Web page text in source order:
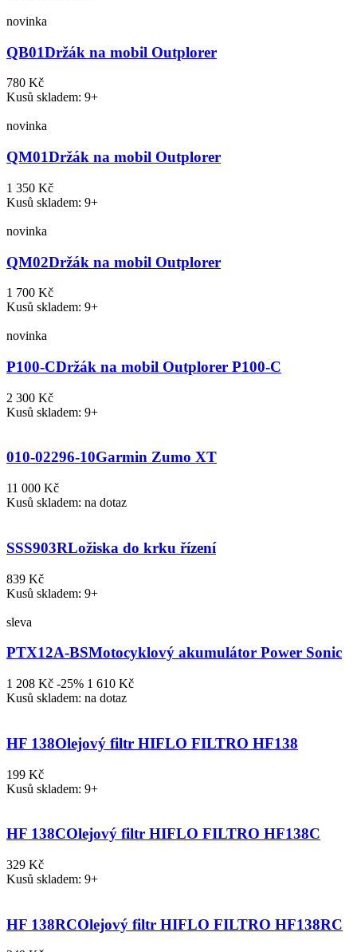
novinka
QB01Držák na mobil Outplorer
780 Kč
Kusů skladem: 9+
novinka
QM01Držák na mobil Outplorer
1 350 Kč
Kusů skladem: 9+
novinka
QM02Držák na mobil Outplorer
1 700 Kč
Kusů skladem: 9+
novinka
P100-CDržák na mobil Outplorer P100-C
2 300 Kč
Kusů skladem: 9+
010-02296-10Garmin Zumo XT
11 000 Kč
Kusů skladem: na dotaz
SSS903RLožiska do krku řízení
839 Kč
Kusů skladem: 9+
sleva
PTX12A-BSMotocyklový akumulátor Power Sonic
1 208 Kč -25% 1 610 Kč
Kusů skladem: na dotaz
HF 138Olejový filtr HIFLO FILTRO HF138
199 Kč
Kusů skladem: 9+
HF 138COlejový filtr HIFLO FILTRO HF138C
329 Kč
Kusů skladem: 9+
HF 138RCOlejový filtr HIFLO FILTRO HF138RC